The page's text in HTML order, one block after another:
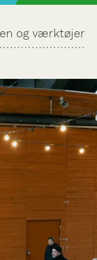
og værktøjer